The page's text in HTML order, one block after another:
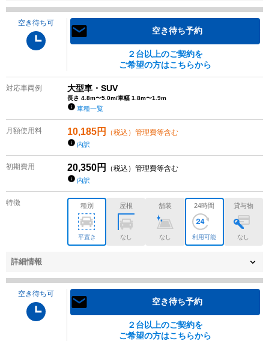
空き待ち可
空き待ち予約
２台以上のご契約を
ご希望の方はこちらから
対応車両例 大型車・SUV
長さ 4.8m〜5.0m/車幅 1.8m〜1.9m
車種一覧
月額使用料 10,185円 （税込）管理費等含む
内訳
初期費用 20,350円 （税込）管理費等含む
内訳
特徴 種別
平置き
屋根
なし
舗装
なし
24時間
利用可能
貸与物
なし
詳細情報
空き待ち可
空き待ち予約
２台以上のご契約を
ご希望の方はこちらから